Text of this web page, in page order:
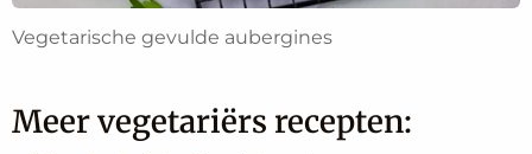
Vegetarische gevulde aubergines
Meer vegetariërs recepten: